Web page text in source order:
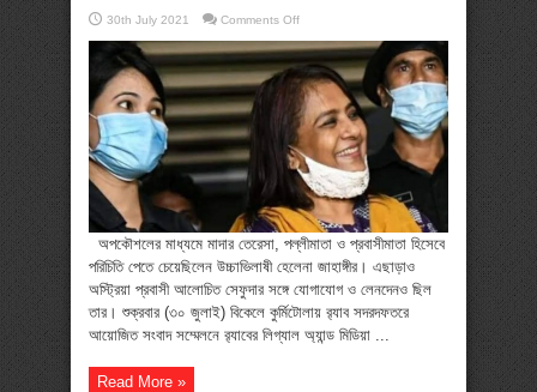
30th July 2021 Comments Offon
‘মাদার
তেরেসা
পল্লীমাতা
হতে
চেয়েছিলেন
হেলেনা
জাহাঙ্গীর’
অপকৌশলের মাধ্যমে মাদার তেরেসা, পল্লীমাতা ও প্রবাসীমাতা হিসেবে
পরিচিতি পেতে চেয়েছিলেন উচ্চাভিলাষী হেলেনা জাহাঙ্গীর। এছাড়াও
অস্ট্রিয়া প্রবাসী আলোচিত সেফুদার সঙ্গে যোগাযোগ ও লেনদেনও ছিল
তার। শুক্রবার (৩০ জুলাই) বিকেলে কুর্মিটোলায় র‌্যাব সদরদফতরে
আয়োজিত সংবাদ সম্মেলনে র‌্যাবের লিগ্যাল অ্যান্ড মিডিয়া ...
Read More »